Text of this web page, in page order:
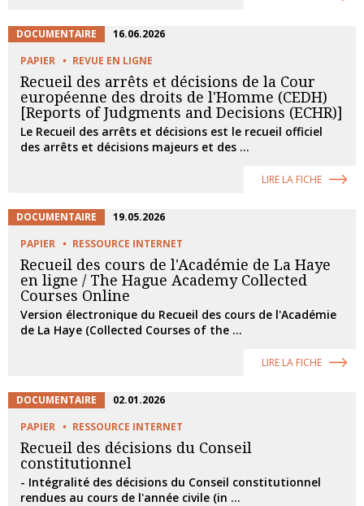
DOCUMENTAIRE
16.06.2026
PAPIER
REVUE EN LIGNE
Recueil des arrêts et décisions de la Cour
européenne des droits de l'Homme (CEDH)
[Reports of Judgments and Decisions (ECHR)]
Le Recueil des arrêts et décisions est le recueil officiel
des arrêts et décisions majeurs et des ...
LIRE LA FICHE
DOCUMENTAIRE
19.05.2026
PAPIER
RESSOURCE INTERNET
Recueil des cours de l'Académie de La Haye
en ligne / The Hague Academy Collected
Courses Online
Version électronique du Recueil des cours de l'Académie
de La Haye (Collected Courses of the ...
LIRE LA FICHE
DOCUMENTAIRE
02.01.2026
PAPIER
RESSOURCE INTERNET
Recueil des décisions du Conseil
constitutionnel
- Intégralité des décisions du Conseil constitutionnel
rendues au cours de l'année civile (in ...